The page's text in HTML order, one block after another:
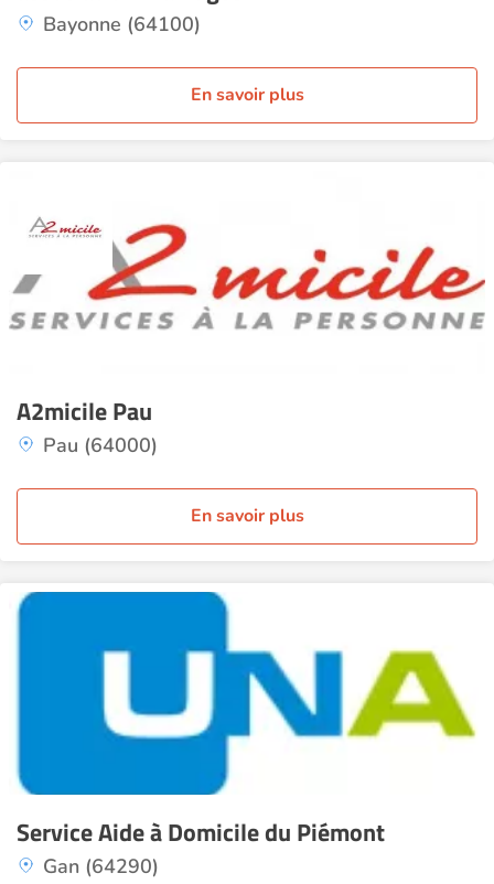
Bayonne (64100)
En savoir plus
A2micile Pau
Pau (64000)
En savoir plus
Service Aide à Domicile du Piémont
Gan (64290)